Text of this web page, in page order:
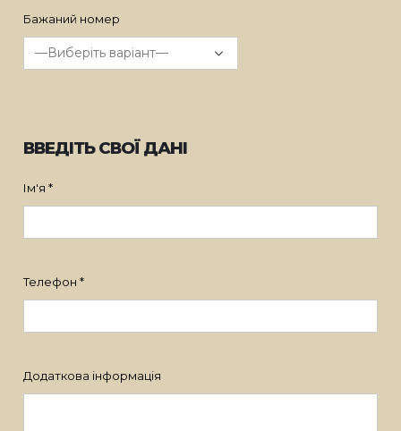
Бажаний номер
ВВЕДІТЬ СВОЇ ДАНІ
Ім'я *
Телефон *
Додаткова інформація